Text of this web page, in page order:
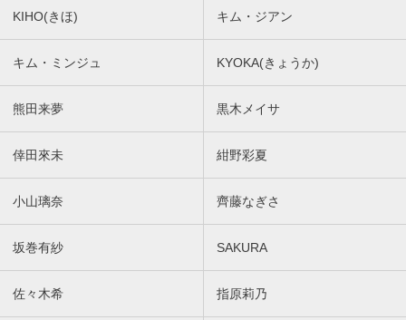
KIHO(きほ) キム・ジアン
キム・ミンジュ KYOKA(きょうか)
熊田来夢 黒木メイサ
倖田來未 紺野彩夏
小山璃奈 齊藤なぎさ
坂巻有紗 SAKURA
佐々木希 指原莉乃